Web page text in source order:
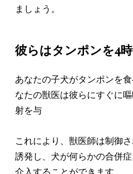
ましょう。
彼らはタンポンを4
あなたの子犬がタンポンを
なたの獣医は彼らにすぐに
射を与
これにより、獣医師は制御
誘発し、犬が何らかの合併
介入することができます。